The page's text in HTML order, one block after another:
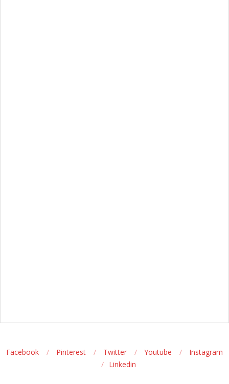
Facebook Pinterest Twitter Youtube
Instagram
Linkedin